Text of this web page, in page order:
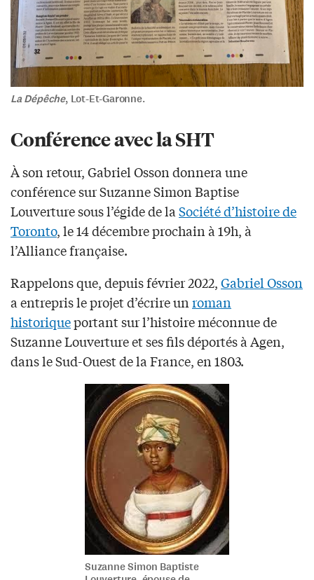
La Dépêche, Lot-Et-Garonne.
Conférence avec la SHT
À son retour, Gabriel Osson donnera une
conférence sur Suzanne Simon Baptise
Louverture sous l’égide de la Société d’histoire de
Toronto, le 14 décembre prochain à 19h, à
l’Alliance française.
Rappelons que, depuis février 2022,Gabriel Osson
a entrepris le projet d’écrire unroman
historiqueportant sur l’histoire méconnue de
Suzanne Louverture et ses fils déportés à Agen,
dans le Sud-Ouest de la France, en 1803.
Suzanne Simon Baptiste